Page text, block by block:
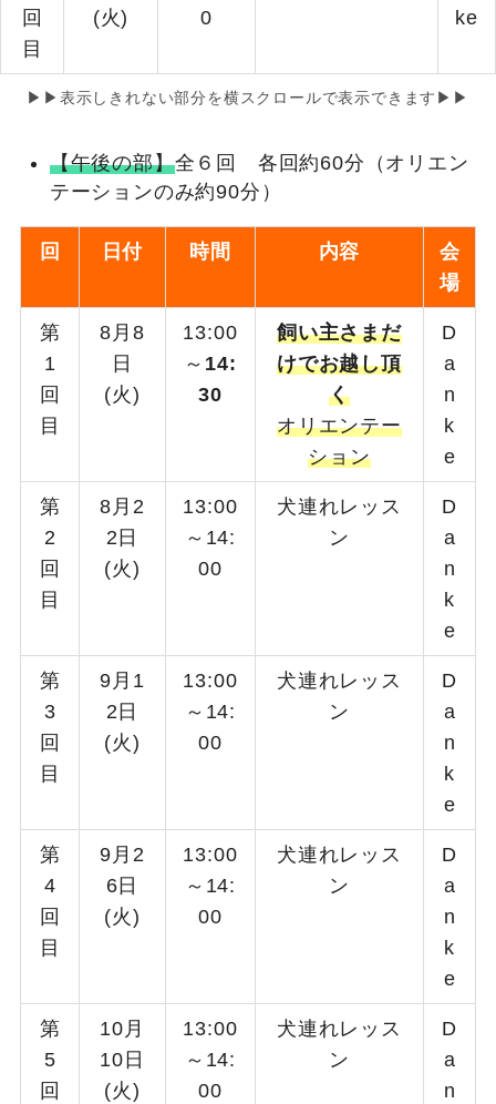
回
目
(火)
0
ke
▶▶表示しきれない部分を横スクロールで表示できます▶▶
【午後の部】全６回 各回約60分（オリエン
テーションのみ約90分）
回 日付 時間 内容
会
場
第
1
回
目
8月8
日
(火)
13:00
～ 14:
30
飼い主さまだ
けでお越し頂
く
オリエンテー
ション
D
a
n
k
e
第
2
回
目
8月2
2日
(火)
13:00
～14:
00
犬連れレッス
ン
D
a
n
k
e
第
3
回
目
9月1
2日
(火)
13:00
～14:
00
犬連れレッス
ン
D
a
n
k
e
第
4
回
目
9月2
6日
(火)
13:00
～14:
00
犬連れレッス
ン
D
a
n
k
e
第
5
回
10月
10日
(火)
13:00
～14:
00
犬連れレッス
ン
D
a
n